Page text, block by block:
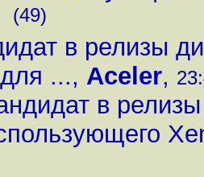
(49)
в релизы
..., Aceler,
в